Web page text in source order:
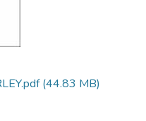
(44.83 MB)